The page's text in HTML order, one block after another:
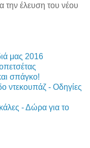
την έλευση του νέου
μας 2016
σπάγκο!
ντεκουπάζ - Οδηγίες
- Δώρα για το